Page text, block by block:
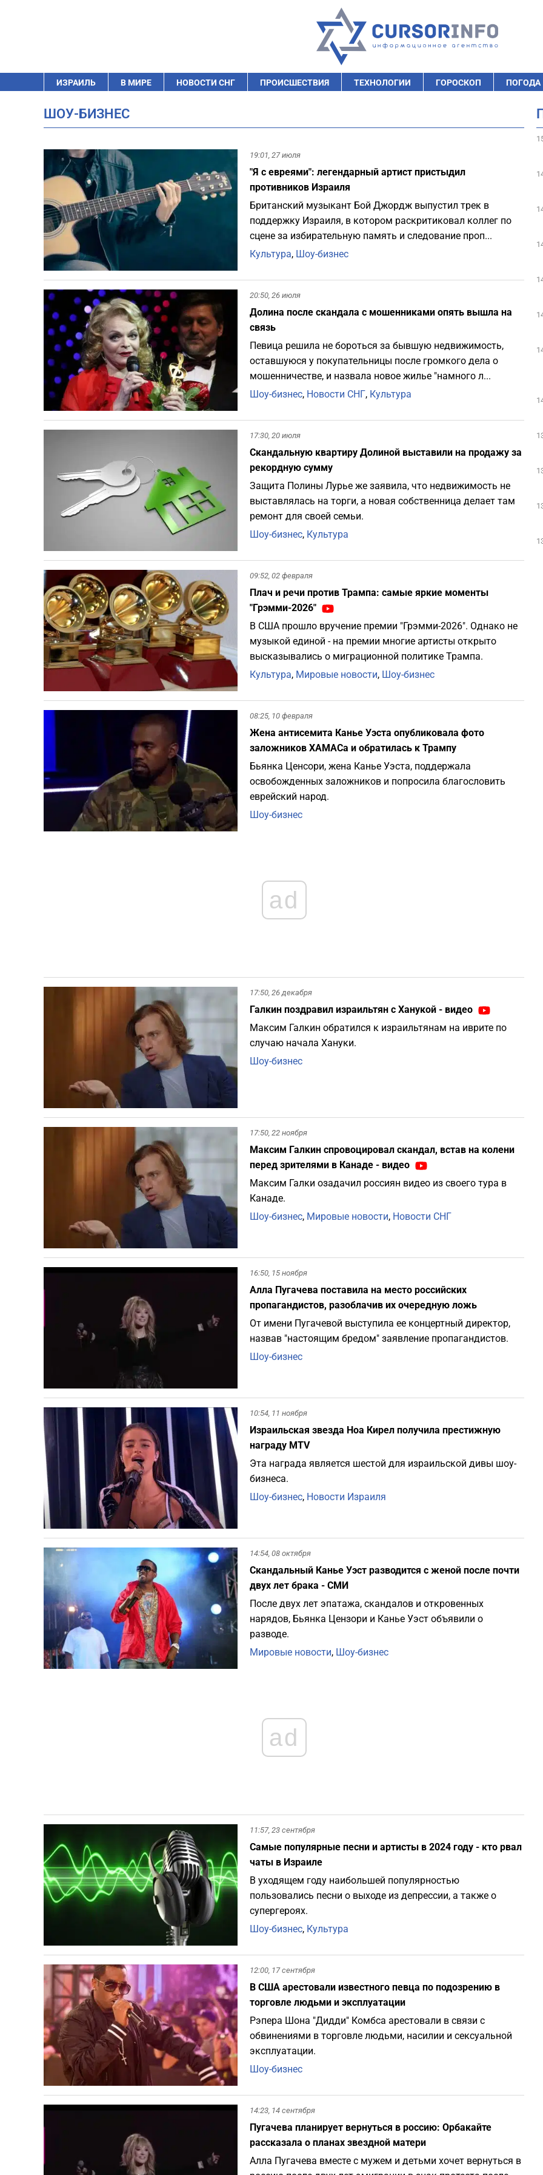
ИЗРАИЛЬ В МИРЕ НОВОСТИ СНГ ПРОИСШЕСТВИЯ ТЕХНОЛОГИИ ГОРОСКОП ПОГОДА
ШОУ-БИЗНЕС
19:01, 27 июля
"Я с евреями": легендарный артист пристыдил
противников Израиля
Британский музыкант Бой Джордж выпустил трек в
поддержку Израиля, в котором раскритиковал коллег по
сцене за избирательную память и следование проп...
Культура, Шоу-бизнес
20:50, 26 июля
Долина после скандала с мошенниками опять вышла на
связь
Певица решила не бороться за бывшую недвижимость,
оставшуюся у покупательницы после громкого дела о
мошенничестве, и назвала новое жилье "намного л...
Шоу-бизнес, Новости СНГ, Культура
17:30, 20 июля
Скандальную квартиру Долиной выставили на продажу за
рекордную сумму
Защита Полины Лурье же заявила, что недвижимость не
выставлялась на торги, а новая собственница делает там
ремонт для своей семьи.
Шоу-бизнес, Культура
09:52, 02 февраля
Плач и речи против Трампа: самые яркие моменты
"Грэмми-2026"
В США прошло вручение премии "Грэмми-2026". Однако не
музыкой единой - на премии многие артисты открыто
высказывались о миграционной политике Трампа.
Культура, Мировые новости, Шоу-бизнес
08:25, 10 февраля
Жена антисемита Канье Уэста опубликовала фото
заложников ХАМАСа и обратилась к Трампу
Бьянка Ценсори, жена Канье Уэста, поддержала
освобожденных заложников и попросила благословить
еврейский народ.
Шоу-бизнес
ad
17:50, 26 декабря
Галкин поздравил израильтян с Ханукой - видео
Максим Галкин обратился к израильтянам на иврите по
случаю начала Хануки.
Шоу-бизнес
17:50, 22 ноября
Максим Галкин спровоцировал скандал, встав на колени
перед зрителями в Канаде - видео
Максим Галки озадачил россиян видео из своего тура в
Канаде.
Шоу-бизнес, Мировые новости, Новости СНГ
16:50, 15 ноября
Алла Пугачева поставила на место российских
пропагандистов, разоблачив их очередную ложь
От имени Пугачевой выступила ее концертный директор,
назвав "настоящим бредом" заявление пропагандистов.
Шоу-бизнес
10:54, 11 ноября
Израильская звезда Ноа Кирел получила престижную
награду MTV
Эта награда является шестой для израильской дивы шоу-
бизнеса.
Шоу-бизнес, Новости Израиля
14:54, 08 октября
Скандальный Канье Уэст разводится с женой после почти
двух лет брака - СМИ
После двух лет эпатажа, скандалов и откровенных
нарядов, Бьянка Цензори и Канье Уэст объявили о
разводе.
Мировые новости, Шоу-бизнес
ad
11:57, 23 сентября
Самые популярные песни и артисты в 2024 году - кто рвал
чаты в Израиле
В уходящем году наибольшей популярностью
пользовались песни о выходе из депрессии, а также о
супергероях.
Шоу-бизнес, Культура
12:00, 17 сентября
В США арестовали известного певца по подозрению в
торговле людьми и эксплуатации
Рэпера Шона "Дидди" Комбса арестовали в связи с
обвинениями в торговле людьми, насилии и сексуальной
эксплуатации.
Шоу-бизнес
14:23, 14 сентября
Пугачева планирует вернуться в россию: Орбакайте
рассказала о планах звездной матери
Алла Пугачева вместе с мужем и детьми хочет вернуться в